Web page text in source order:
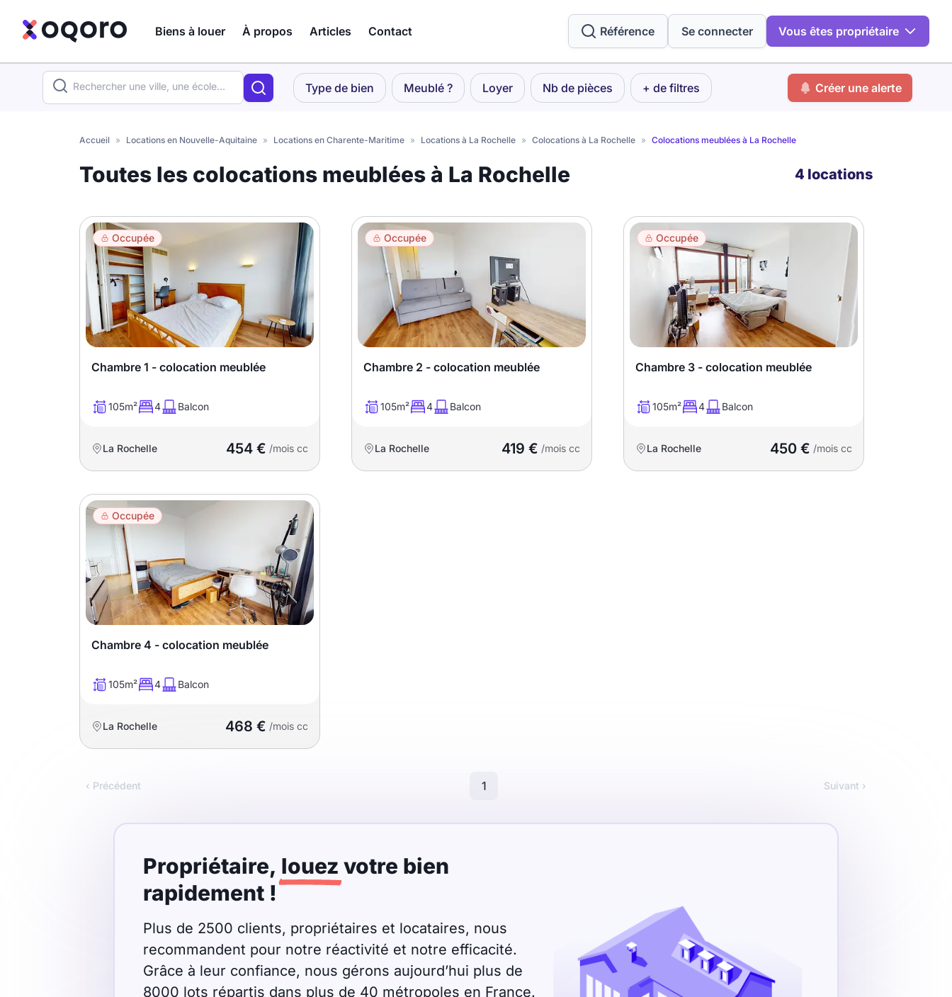
Biens à louer À propos Articles Contact Référence Se connecter Vous êtes propriétaire
Votre
Colocation Coliving
Résidence étudiante
Non meublé
Nombre de pièces
T1 T1 bis
T3 T4 T5
T8 T9
T11 T12
T14 T15
chambres
disponibles
recherche
Type de bien Meublé ? Loyer Nb de pièces + de filtres Créer une alerte
Accueil » Locations en Nouvelle-Aquitaine » Locations en Charente-Maritime » Locations à La Rochelle » Colocations à La Rochelle » Colocations meublées à La Rochelle
Toutes les colocations meublées à La Rochelle 4 locations
Occupée
Chambre 1 - colocation meublée
105m² 4 Balcon
La Rochelle 454 € /mois cc
Occupée
Chambre 2 - colocation meublée
105m² 4 Balcon
La Rochelle 419 € /mois cc
Occupée
Chambre 3 - colocation meublée
105m² 4 Balcon
La Rochelle 450 € /mois cc
Occupée
Chambre 4 - colocation meublée
105m² 4 Balcon
La Rochelle 468 € /mois cc
‹ Précédent 1 Suivant ›
Propriétaire, louez votre bien
rapidement !
Plus de 2500 clients, propriétaires et locataires, nous
recommandent pour notre réactivité et notre efficacité.
Grâce à leur confiance, nous gérons aujourd’hui plus de
8000 lots répartis dans plus de 40 métropoles en France.